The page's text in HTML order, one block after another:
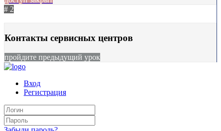
# 2
Контакты сервисных центров
пройдите предыдущий урок
Вход
Регистрация